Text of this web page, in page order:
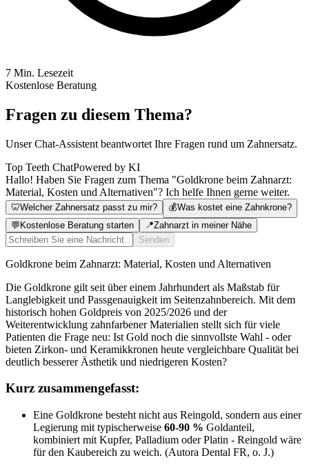
7 Min. Lesezeit
Kostenlose Beratung
Fragen zu diesem Thema?
Unser Chat-Assistent beantwortet Ihre Fragen rund um Zahnersatz.
Top Teeth ChatPowered by KI
Hallo! Haben Sie Fragen zum Thema "Goldkrone beim Zahnarzt:
Material, Kosten und Alternativen"? Ich helfe Ihnen gerne weiter.
🦷Welcher Zahnersatz passt zu mir? 💰Was kostet eine Zahnkrone?
💬Kostenlose Beratung starten 📍Zahnarzt in meiner Nähe
Senden
Goldkrone beim Zahnarzt: Material, Kosten und Alternativen
Die Goldkrone gilt seit über einem Jahrhundert als Maßstab für
Langlebigkeit und Passgenauigkeit im Seitenzahnbereich. Mit dem
historisch hohen Goldpreis von 2025/2026 und der
Weiterentwicklung zahnfarbener Materialien stellt sich für viele
Patienten die Frage neu: Ist Gold noch die sinnvollste Wahl - oder
bieten Zirkon- und Keramikkronen heute vergleichbare Qualität bei
deutlich besserer Ästhetik und niedrigeren Kosten?
Kurz zusammengefasst:
Eine Goldkrone besteht nicht aus Reingold, sondern aus einer
Legierung mit typischerweise 60-90 % Goldanteil,
kombiniert mit Kupfer, Palladium oder Platin - Reingold wäre
für den Kaubereich zu weich. (Autora Dental FR, o. J.)